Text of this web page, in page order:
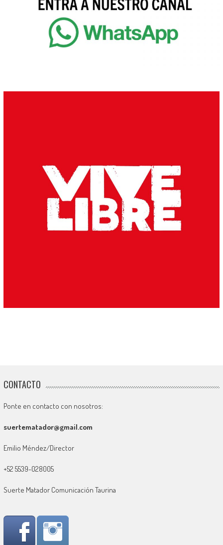
CONTACTO
Ponte en contacto con nosotros:
suertematador@gmail.com
Emilio Méndez/Director
+52 5539-028005
Suerte Matador Comunicación Taurina